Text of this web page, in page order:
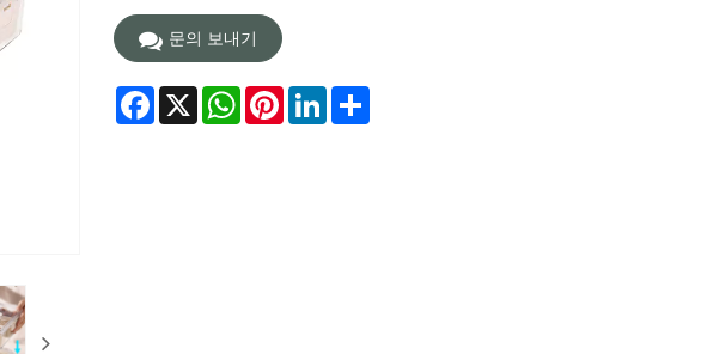
문의 보내기
Facebook
X WhatsApp
Pinterest
LinkedInShare